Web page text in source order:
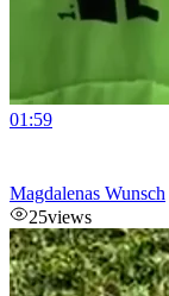
01:59
Magdalenas Wunsch
25views